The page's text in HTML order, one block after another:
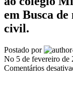
em Busca
civil.
Postado por
No 5 de fevereiro de
Comentários